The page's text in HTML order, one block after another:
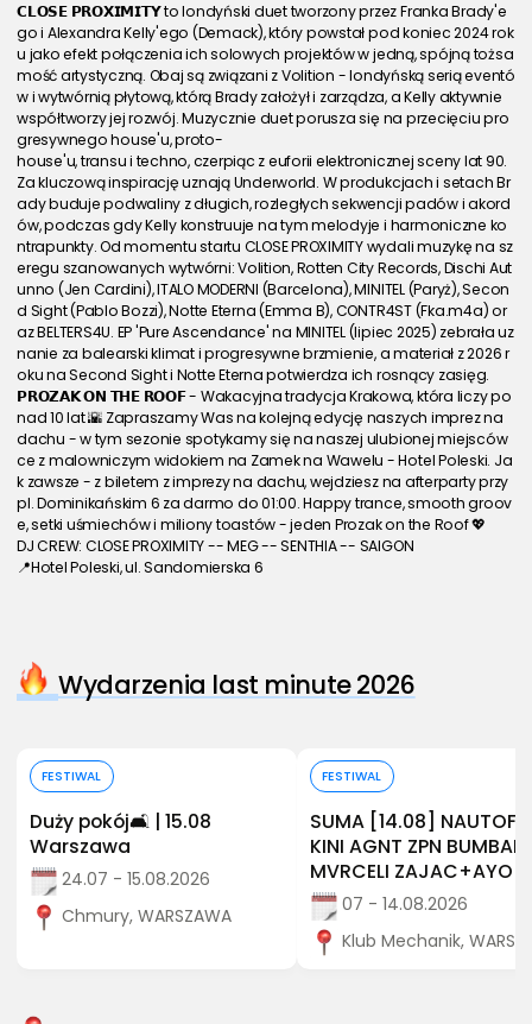
𝗖𝗟𝗢𝗦𝗘 𝗣𝗥𝗢𝗫𝗜𝗠𝗜𝗧𝗬 to londyński duet tworzony przez Franka Brady'e
go i Alexandra Kelly'ego (Demack), który powstał pod koniec 2024 rok
u jako efekt połączenia ich solowych projektów w jedną, spójną tożsa
mość artystyczną. Obaj są związani z Volition - londyńską serią eventó
w i wytwórnią płytową, którą Brady założył i zarządza, a Kelly aktywnie
współtworzy jej rozwój. Muzycznie duet porusza się na przecięciu pro
gresywnego house'u, proto-
house'u, transu i techno, czerpiąc z euforii elektronicznej sceny lat 90.
Za kluczową inspirację uznają Underworld. W produkcjach i setach Br
ady buduje podwaliny z długich, rozległych sekwencji padów i akord
ów, podczas gdy Kelly konstruuje na tym melodyje i harmoniczne ko
ntrapunkty. Od momentu startu CLOSE PROXIMITY wydali muzykę na sz
eregu szanowanych wytwórni: Volition, Rotten City Records, Dischi Aut
unno (Jen Cardini), ITALO MODERNI (Barcelona), MINITEL (Paryż), Secon
d Sight (Pablo Bozzi), Notte Eterna (Emma B), CONTR4ST (Fka.m4a) or
az BELTERS4U. EP 'Pure Ascendance' na MINITEL (lipiec 2025) zebrała uz
nanie za balearski klimat i progresywne brzmienie, a materiał z 2026 r
oku na Second Sight i Notte Eterna potwierdza ich rosnący zasięg.
𝗣𝗥𝗢𝗭𝗔𝗞 𝗢𝗡 𝗧𝗛𝗘 𝗥𝗢𝗢𝗙 - Wakacyjna tradycja Krakowa, która liczy po
nad 10 lat 🌇 Zapraszamy Was na kolejną edycję naszych imprez na
dachu - w tym sezonie spotykamy się na naszej ulubionej miejsców
ce z malowniczym widokiem na Zamek na Wawelu - Hotel Poleski. Ja
k zawsze - z biletem z imprezy na dachu, wejdziesz na afterparty przy
pl. Dominikańskim 6 za darmo do 01:00. Happy trance, smooth groov
e, setki uśmiechów i miliony toastów - jeden Prozak on the Roof 💖
DJ CREW: CLOSE PROXIMITY -- MEG -- SENTHIA -- SAIGON
📍Hotel Poleski, ul. Sandomierska 6
Wydarzenia last minute 2026
FESTIWAL
Duży pokój🛋️ | 15.08
Warszawa
24.07 - 15.08.2026
Chmury, WARSZAWA
FESTIWAL
SUMA [14.08]
KINI AGNT ZPN
MVRCELI ZAJAC+AYO
07 - 14.08.2026
Klub Mechanik,